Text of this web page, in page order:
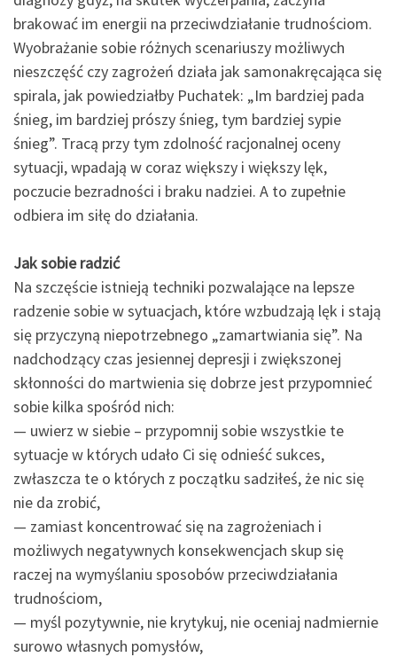
brakować im energii na przeciwdziałanie trudnościom.
Wyobrażanie sobie różnych scenariuszy możliwych
nieszczęść czy zagrożeń działa jak samonakręcająca się
spirala, jak powiedziałby Puchatek: „Im bardziej pada
śnieg, im bardziej prószy śnieg, tym bardziej sypie
śnieg”. Tracą przy tym zdolność racjonalnej oceny
sytuacji, wpadają w coraz większy i większy lęk,
poczucie bezradności i braku nadziei. A to zupełnie
odbiera im siłę do działania.
Jak sobie radzić
Na szczęście istnieją techniki pozwalające na lepsze
radzenie sobie w sytuacjach, które wzbudzają lęk i stają
się przyczyną niepotrzebnego „zamartwiania się”. Na
nadchodzący czas jesiennej depresji i zwiększonej
skłonności do martwienia się dobrze jest przypomnieć
sobie kilka spośród nich:
— uwierz w siebie – przypomnij sobie wszystkie te
sytuacje w których udało Ci się odnieść sukces,
zwłaszcza te o których z początku sadziłeś, że nic się
nie da zrobić,
— zamiast koncentrować się na zagrożeniach i
możliwych negatywnych konsekwencjach skup się
raczej na wymyślaniu sposobów przeciwdziałania
trudnościom,
— myśl pozytywnie, nie krytykuj, nie oceniaj nadmiernie
surowo własnych pomysłów,